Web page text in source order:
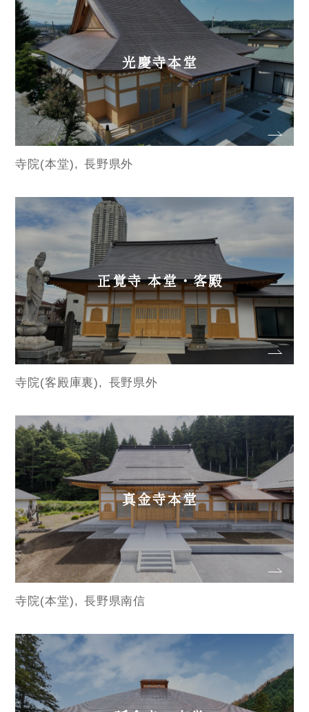
光慶寺本堂
寺院(本堂) 長野県外
正覚寺 本堂・客殿
寺院(客殿庫裏) 長野県外
真金寺本堂
寺院(本堂) 長野県南信